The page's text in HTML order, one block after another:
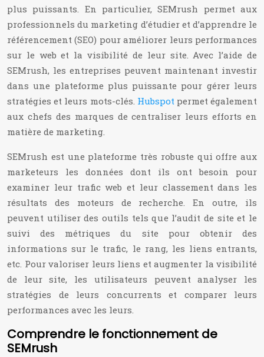
plus puissants. En particulier, SEMrush permet aux
professionnels du marketing d’étudier et d’apprendre le
référencement (SEO) pour améliorer leurs performances
sur le web et la visibilité de leur site. Avec l’aide de
SEMrush, les entreprises peuvent maintenant investir
dans une plateforme plus puissante pour gérer leurs
stratégies et leurs mots-clés. Hubspot permet également
aux chefs des marques de centraliser leurs efforts en
matière de marketing.
SEMrush est une plateforme très robuste qui offre aux
marketeurs les données dont ils ont besoin pour
examiner leur trafic web et leur classement dans les
résultats des moteurs de recherche. En outre, ils
peuvent utiliser des outils tels que l’audit de site et le
suivi des métriques du site pour obtenir des
informations sur le trafic, le rang, les liens entrants,
etc. Pour valoriser leurs liens et augmenter la visibilité
de leur site, les utilisateurs peuvent analyser les
stratégies de leurs concurrents et comparer leurs
performances avec les leurs.
Comprendre le fonctionnement de
SEMrush